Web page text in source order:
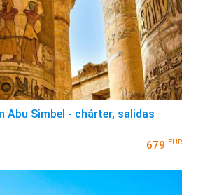
Abu Simbel - chárter, salidas
679 EUR